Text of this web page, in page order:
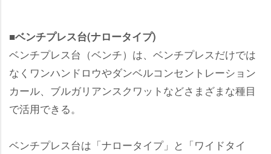
■ベンチプレス台(ナロータイプ)
ベンチプレス台（ベンチ）は、ベンチプレスだけでは
なくワンハンドロウやダンベルコンセントレーション
カール、ブルガリアンスクワットなどさまざまな種目
で活用できる。
ベンチプレス台は「ナロータイプ」と「ワイドタイ